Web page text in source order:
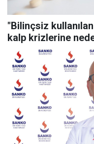
"Bilinçsiz
kalp krizlerine